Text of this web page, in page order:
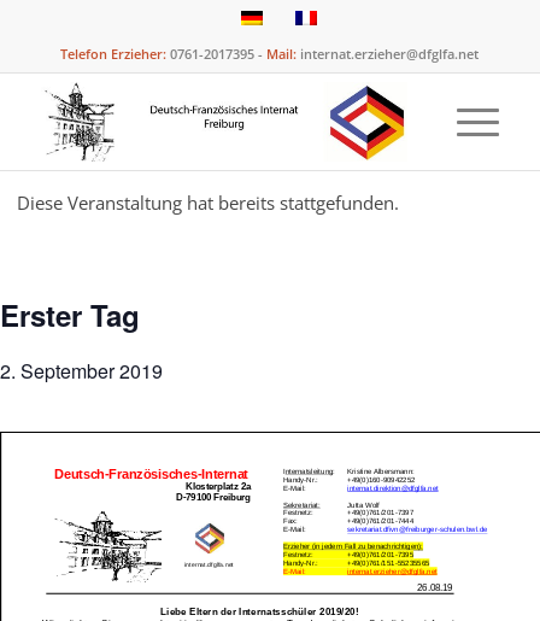
Telefon Erzieher: 0761-2017395 - Mail: internat.erzieher@dfglfa.net
Diese Veranstaltung hat bereits stattgefunden.
Erster Tag
2. September 2019